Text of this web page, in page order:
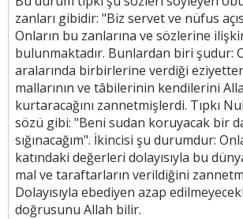
zanları gibidir: "Biz servet ve nüfus
Onların bu zanlarına ve sözlerine
bulunmaktadır. Bunlardan biri şudur:
aralarında birbirlerine verdiği
mallarının ve tâbilerinin kendilerini
kurtaracağını zannetmişlerdi. Tıpkı
sözü gibi: "Beni sudan koruyacak bir
sığınacağım". İkincisi şu durumdur:
katındaki değerleri dolayısıyla bu
mal ve taraftarların verildiğini
Dolayısıyla ebediyen azap
doğrusunu Allah bilir.​